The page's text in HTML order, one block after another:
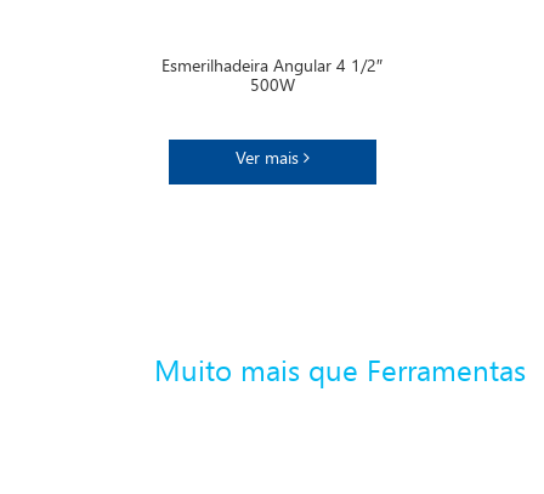
Esmerilhadeira Angular 4 1/2″
500W
Ver mais
Muito mais que Ferramentas